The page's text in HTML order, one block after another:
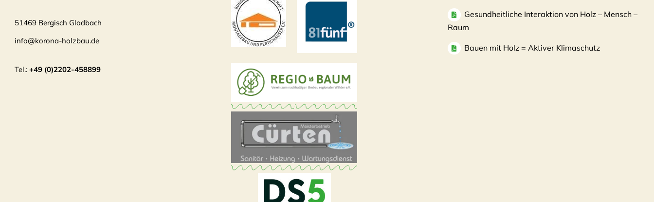
51469 Bergisch Gladbach
info@korona-holzbau.de
Tel.: +49 (0)2202-458899
Gesundheitliche Interaktion von Holz – Mensch –
Raum
Bauen mit Holz = Aktiver Klimaschutz